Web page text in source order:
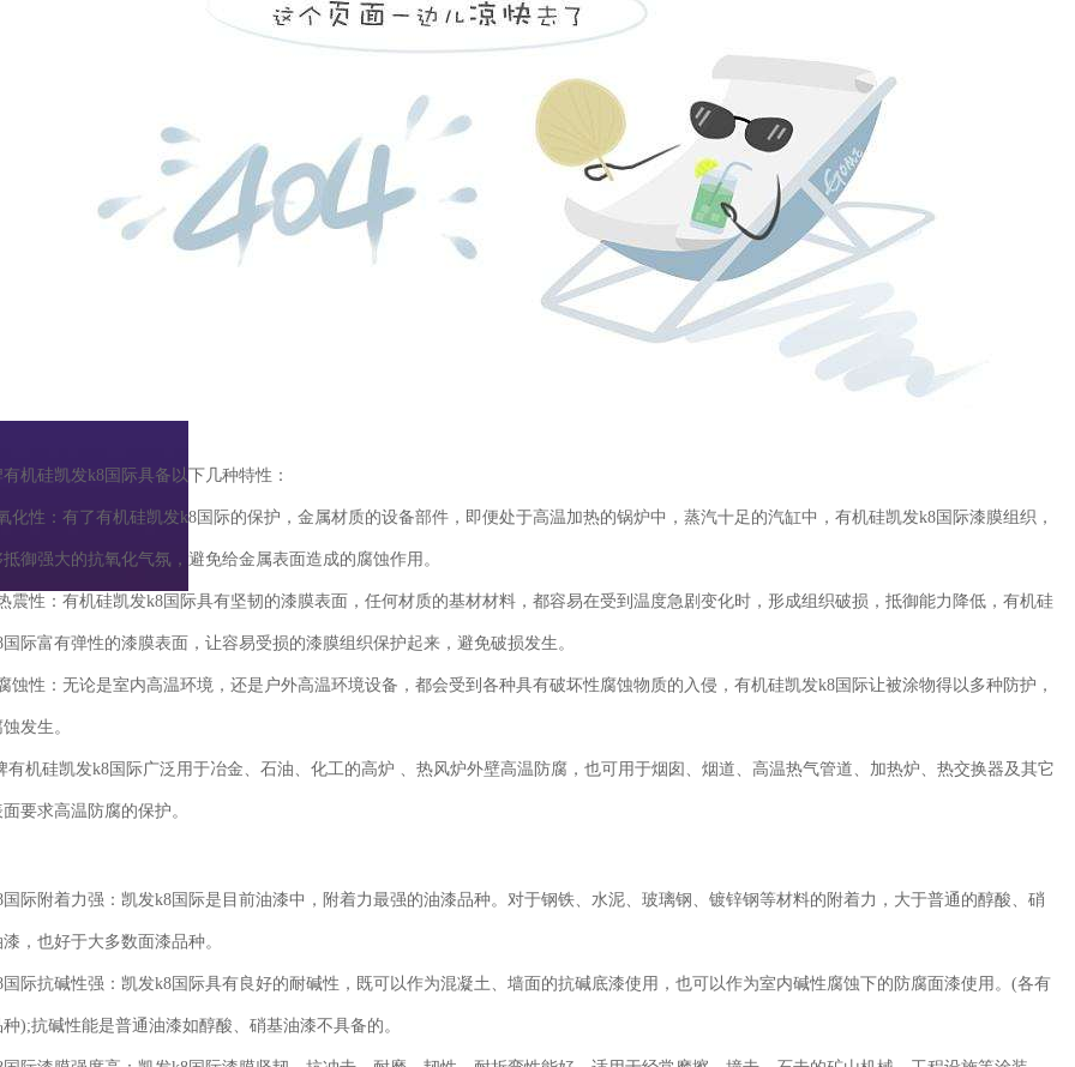
机硅凯发k8国际具备以下几种特性：
化性：有了有机硅凯发k8国际的保护，金属材质的设备部件，即便处于高温加热的锅炉中，蒸汽十足的汽缸中，有机硅凯发k8国际漆膜组织，
御强大的抗氧化气氛，避免给金属表面造成的腐蚀作用。
震性：有机硅凯发k8国际具有坚韧的漆膜表面，任何材质的基材材料，都容易在受到温度急剧变化时，形成组织破损，抵御能力降低，有机硅
国际富有弹性的漆膜表面，让容易受损的漆膜组织保护起来，避免破损发生。
蚀性：无论是室内高温环境，还是户外高温环境设备，都会受到各种具有破坏性腐蚀物质的入侵，有机硅凯发k8国际让被涂物得以多种防护，
发生。
有机硅凯发k8国际广泛用于冶金、石油、化工的高炉 、热风炉外壁高温防腐，也可用于烟囱、烟道、高温热气管道、加热炉、热交换器及其它
要求高温防腐的保护。
国际附着力强：凯发k8国际是目前油漆中，附着力最强的油漆品种。对于钢铁、水泥、玻璃钢、镀锌钢等材料的附着力，大于普通的醇酸、硝
，也好于大多数面漆品种。
国际抗碱性强：凯发k8国际具有良好的耐碱性，既可以作为混凝土、墙面的抗碱底漆使用，也可以作为室内碱性腐蚀下的防腐面漆使用。(各有
);抗碱性能是普通油漆如醇酸、硝基油漆不具备的。